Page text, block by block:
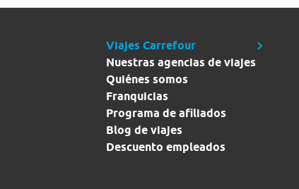
Viajes Carrefour
Nuestras agencias de viajes
Quiénes somos
Franquicias
Programa de afiliados
Blog de viajes
Descuento empleados